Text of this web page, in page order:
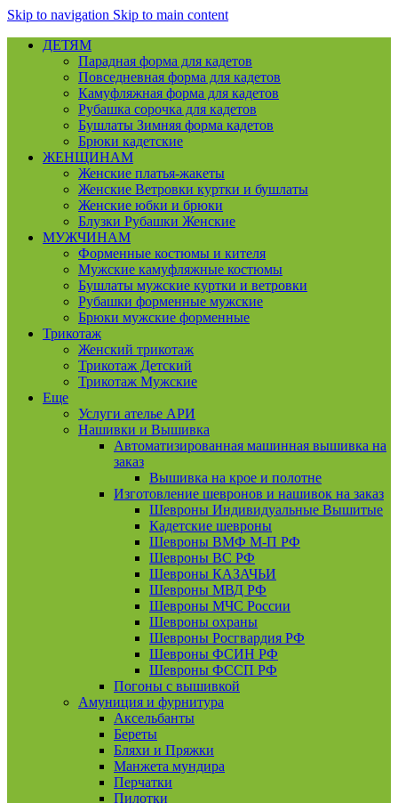
Skip to navigation Skip to main content
ДЕТЯМ
Парадная форма для кадетов
Повседневная форма для кадетов
Камуфляжная форма для кадетов
Рубашка сорочка для кадетов
Бушлаты Зимняя форма кадетов
Брюки кадетские
ЖЕНЩИНАМ
Женские платья-жакеты
Женские Ветровки куртки и бушлаты
Женские юбки и брюки
Блузки Рубашки Женские
МУЖЧИНАМ
Форменные костюмы и кителя
Мужские камуфляжные костюмы
Бушлаты мужские куртки и ветровки
Рубашки форменные мужские
Брюки мужские форменные
Трикотаж
Женский трикотаж
Трикотаж Детский
Трикотаж Мужские
Еще
Услуги ателье АРИ
Нашивки и Вышивка
Автоматизированная машинная вышивка на
заказ
Вышивка на крое и полотне
Изготовление шевронов и нашивок на заказ
Шевроны Индивидуальные Вышитые
Кадетские шевроны
Шевроны ВМФ М-П РФ
Шевроны ВС РФ
Шевроны КАЗАЧЬИ
Шевроны МВД РФ
Шевроны МЧС России
Шевроны охраны
Шевроны Росгвардия РФ
Шевроны ФСИН РФ
Шевроны ФССП РФ
Погоны с вышивкой
Амуниция и фурнитура
Аксельбанты
Береты
Бляхи и Пряжки
Манжета мундира
Перчатки
Пилотки